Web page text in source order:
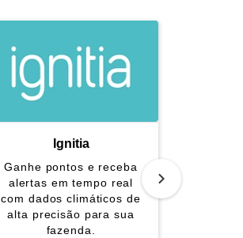
Ignitia
Ganhe pontos e receba
alertas em tempo real
com dados climáticos de
alta precisão para sua
fazenda.